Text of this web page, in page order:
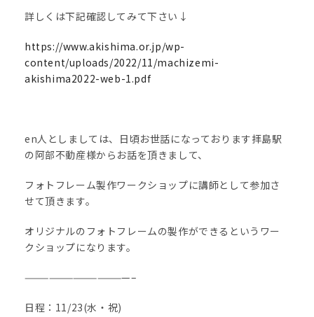
詳しくは下記確認してみて下さい↓
https://www.akishima.or.jp/wp-
content/uploads/2022/11/machizemi-
akishima2022-web-1.pdf
en人としましては、日頃お世話になっております拝島駅
の阿部不動産様からお話を頂きまして、
フォトフレーム製作ワークショップに講師として参加さ
せて頂きます。
オリジナルのフォトフレームの製作ができるというワー
クショップになります。
—————————————–
日程：11/23(水・祝)